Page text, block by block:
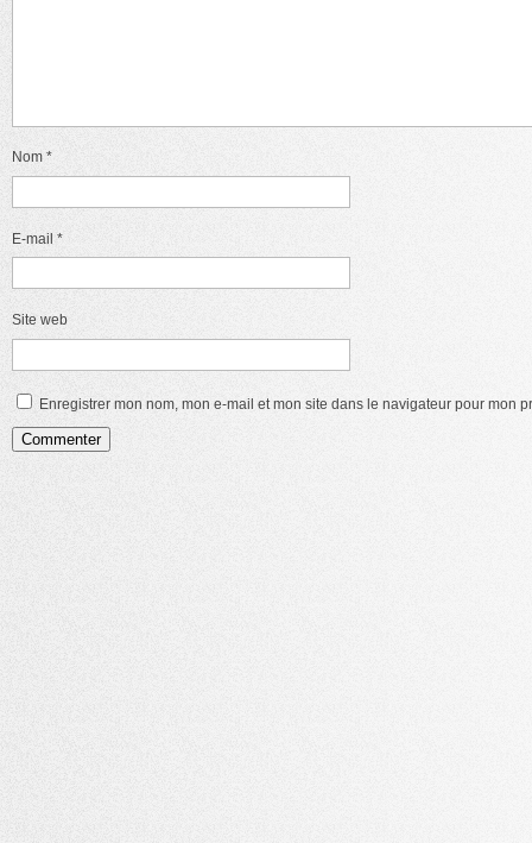
Nom *
E-mail *
Site web
Enregistrer mon nom, mon e-mail et mon site dans le navigateur pour mon